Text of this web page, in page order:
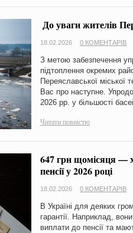
До уваги жителів
18.02.2026 0 КОМЕНТАРІВ
​З метою забезпечення
підтоплення окремих
Переяславської міської
Вас про наступне.
2026 рр. у більшості
Читати повністю
647 грн щомісяця —
пенсії у 2026 році
18.02.2026 0 КОМЕНТАРІВ
В Україні для деяких
гарантії. Наприклад,
виплати до пенсії та